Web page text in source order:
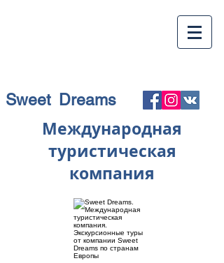
Sweet Dreams
Международная
туристическая
компания